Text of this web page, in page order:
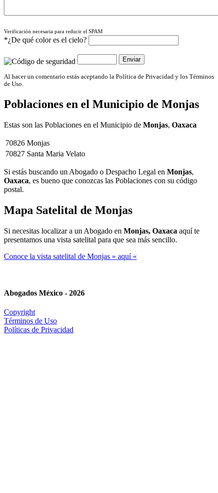
Verificación necesaria para reducir el SPAM
*¿De qué color es el cielo?
Al hacer un comentario estás aceptando la Política de Privacidad y los Términos
de Uso.
Poblaciones en el Municipio de Monjas
Estas son las Poblaciones en el Municipio de Monjas, Oaxaca
70826 Monjas
70827 Santa Maria Velato
Si estás buscando un Abogado o Despacho Legal en Monjas,
Oaxaca, es bueno que conozcas las Poblaciones con su código
postal.
Mapa Satelital de Monjas
Si necesitas localizar a un Abogado en Monjas, Oaxaca aquí te
presentamos una vista satelital para que sea más sencillo.
Conoce la vista satelital de Monjas » aquí «
Abogados México - 2026
Copyright
Términos de Uso
Políticas de Privacidad